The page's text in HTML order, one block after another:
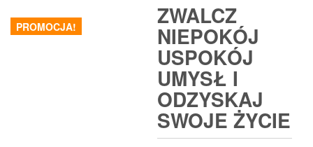
PROMOCJA! ZWALCZ
NIEPOKÓJ
USPOKÓJ
UMYSŁ I
ODZYSKAJ
SWOJE ŻYCIE